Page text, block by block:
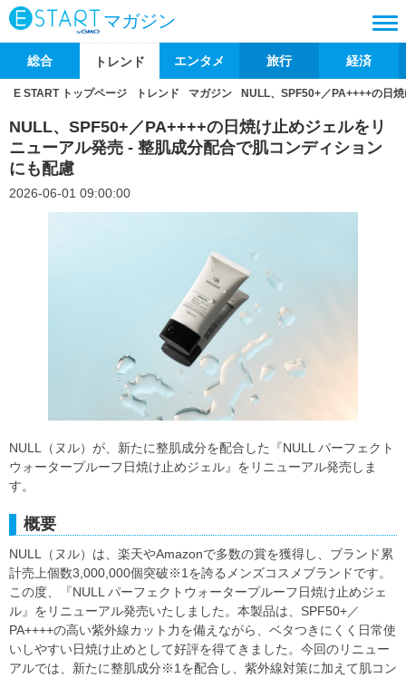
マガジン
総合 トレンド エンタメ 旅行 経済
E START トップページ トレンド マガジン NULL、SPF50+／PA++++の日
NULL、SPF50+／PA++++の日焼け止めジェルをリ
ニューアル発売 - 整肌成分配合で肌コンディション
にも配慮
2026-06-01 09:00:00
NULL（ヌル）が、新たに整肌成分を配合した『NULL パーフェクト
ウォータープルーフ日焼け止めジェル』をリニューアル発売しま
す。
概要
NULL（ヌル）は、楽天やAmazonで多数の賞を獲得し、ブランド累
計売上個数3,000,000個突破※1を誇るメンズコスメブランドです。
この度、『NULL パーフェクトウォータープルーフ日焼け止めジェ
ル』をリニューアル発売いたしました。本製品は、SPF50+／
PA++++の高い紫外線カット力を備えながら、ベタつきにくく日常使
いしやすい日焼け止めとして好評を得てきました。今回のリニュー
アルでは、新たに整肌成分※1を配合し、紫外線対策に加えて肌コン